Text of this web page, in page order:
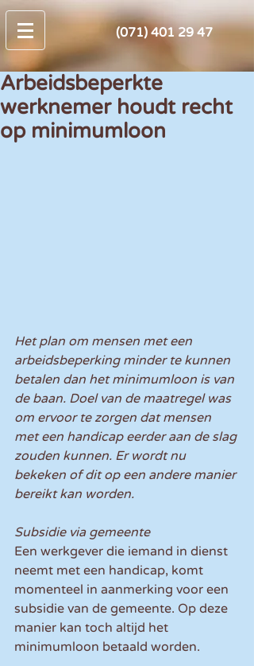
(071) 401 29 47
Arbeidsbeperkte
werknemer houdt recht
op minimumloon
Het plan om mensen met een
arbeidsbeperking minder te kunnen
betalen dan het minimumloon is van
de baan. Doel van de maatregel was
om ervoor te zorgen dat mensen
met een handicap eerder aan de slag
zouden kunnen. Er wordt nu
bekeken of dit op een andere manier
bereikt kan worden.
Subsidie via gemeente
Een werkgever die iemand in dienst
neemt met een handicap, komt
momenteel in aanmerking voor een
subsidie van de gemeente. Op deze
manier kan toch altijd het
minimumloon betaald worden.